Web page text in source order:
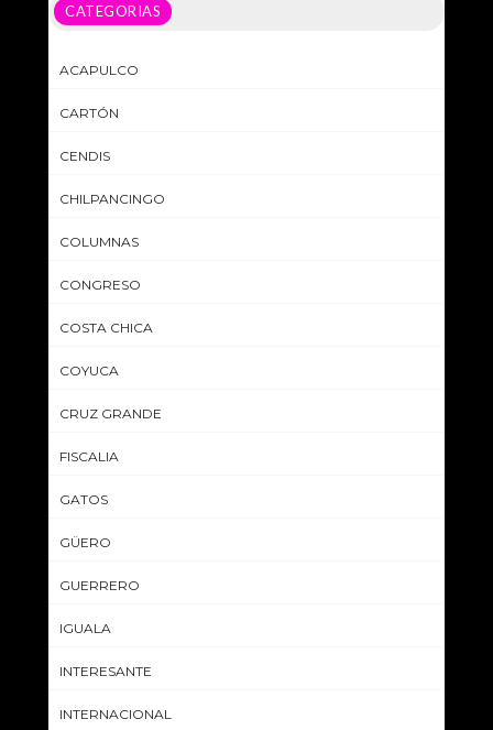
CATEGORIAS
ACAPULCO
CARTÓN
CENDIS
CHILPANCINGO
COLUMNAS
CONGRESO
COSTA CHICA
COYUCA
CRUZ GRANDE
FISCALIA
GATOS
GÜERO
GUERRERO
IGUALA
INTERESANTE
INTERNACIONAL